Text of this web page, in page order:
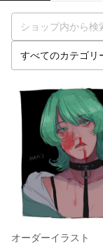
オーダーイラスト